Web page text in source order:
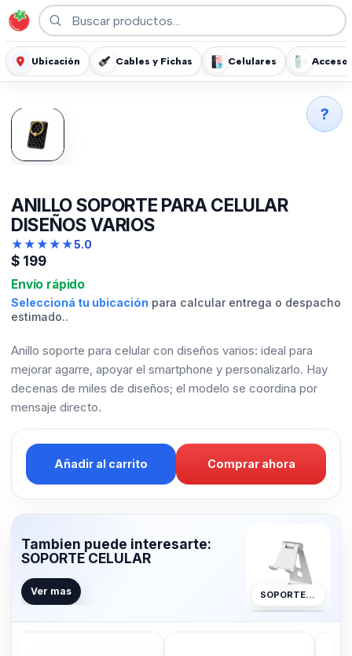
Ubicación Cables y Fichas Celulares
ANILLO SOPORTE PARA CELULAR
DISEÑOS VARIOS
★★★★★5.0
$ 199
Envío rápido
Seleccioná tu ubicación para calcular entrega o despacho
estimado..
Anillo soporte para celular con diseños varios: ideal para
mejorar agarre, apoyar el smartphone y personalizarlo. Hay
decenas de miles de diseños; el modelo se coordina por
mensaje directo.
Añadir al carrito Comprar ahora
Tambien puede interesarte:
SOPORTE CELULAR
Ver mas SOPORTE CELULAR
?